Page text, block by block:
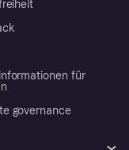
für
governance